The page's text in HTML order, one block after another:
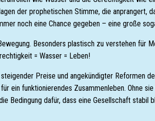
der prophetischen Stimme, die anprangert,
noch eine Chance gegeben – eine große
Besonders plastisch zu verstehen für
= Wasser = Leben!
Preise und angekündigter Reformen
ein funktionierendes Zusammenleben. Ohne
dafür, dass eine Gesellschaft stabil